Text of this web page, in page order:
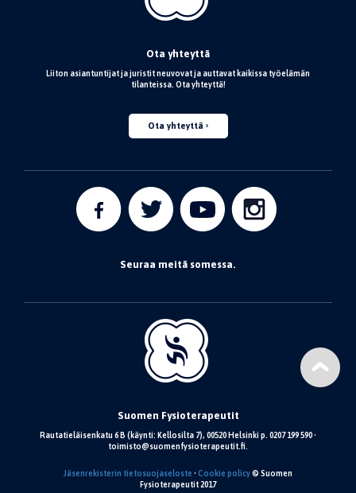
Ota yhteyttä
Liiton asiantuntijat ja juristit neuvovat ja auttavat kaikissa työelämän
tilanteissa. Ota yhteyttä!
Ota yhteyttä
Seuraa meitä somessa.
Suomen Fysioterapeutit
Rautatieläisenkatu 6 B (käynti: Kellosilta 7), 00520 Helsinki p. 0207 199 590 •
toimisto@suomenfysioterapeutit.fi.
Jäsenrekisterin tietosuojaseloste • Cookie policy© Suomen
Fysioterapeutit 2017